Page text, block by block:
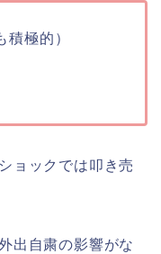
極的）
ョックでは叩き売
出自粛の影響がな